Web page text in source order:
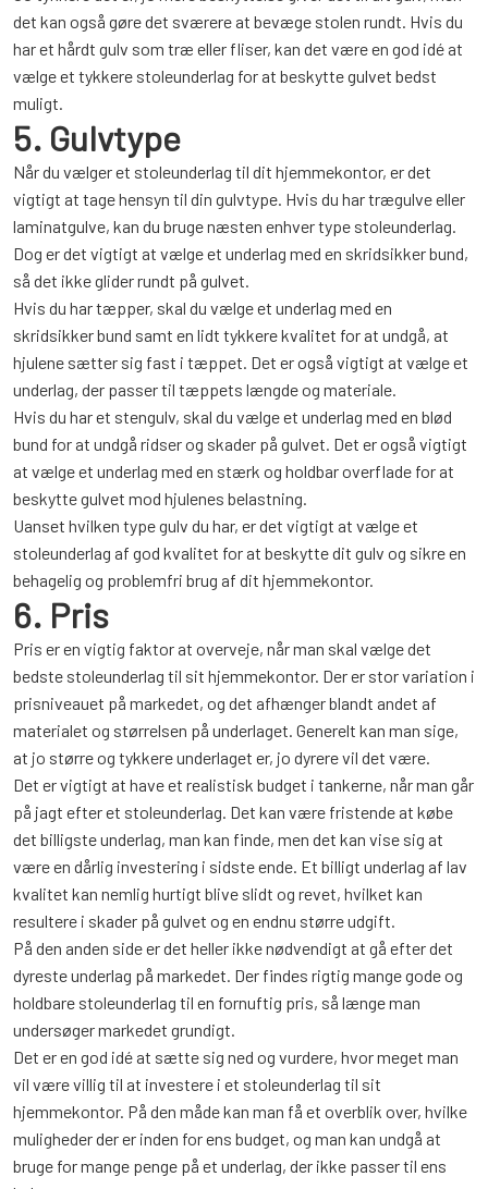
det kan også gøre det sværere at bevæge stolen rundt. Hvis du
har et hårdt gulv som træ eller fliser, kan det være en god idé at
vælge et tykkere stoleunderlag for at beskytte gulvet bedst
muligt.
5. Gulvtype
Når du vælger et stoleunderlag til dit hjemmekontor, er det
vigtigt at tage hensyn til din gulvtype. Hvis du har trægulve eller
laminatgulve, kan du bruge næsten enhver type stoleunderlag.
Dog er det vigtigt at vælge et underlag med en skridsikker bund,
så det ikke glider rundt på gulvet.
Hvis du har tæpper, skal du vælge et underlag med en
skridsikker bund samt en lidt tykkere kvalitet for at undgå, at
hjulene sætter sig fast i tæppet. Det er også vigtigt at vælge et
underlag, der passer til tæppets længde og materiale.
Hvis du har et stengulv, skal du vælge et underlag med en blød
bund for at undgå ridser og skader på gulvet. Det er også vigtigt
at vælge et underlag med en stærk og holdbar overflade for at
beskytte gulvet mod hjulenes belastning.
Uanset hvilken type gulv du har, er det vigtigt at vælge et
stoleunderlag af god kvalitet for at beskytte dit gulv og sikre en
behagelig og problemfri brug af dit hjemmekontor.
6. Pris
Pris er en vigtig faktor at overveje, når man skal vælge det
bedste stoleunderlag til sit hjemmekontor. Der er stor variation i
prisniveauet på markedet, og det afhænger blandt andet af
materialet og størrelsen på underlaget. Generelt kan man sige,
at jo større og tykkere underlaget er, jo dyrere vil det være.
Det er vigtigt at have et realistisk budget i tankerne, når man går
på jagt efter et stoleunderlag. Det kan være fristende at købe
det billigste underlag, man kan finde, men det kan vise sig at
være en dårlig investering i sidste ende. Et billigt underlag af lav
kvalitet kan nemlig hurtigt blive slidt og revet, hvilket kan
resultere i skader på gulvet og en endnu større udgift.
På den anden side er det heller ikke nødvendigt at gå efter det
dyreste underlag på markedet. Der findes rigtig mange gode og
holdbare stoleunderlag til en fornuftig pris, så længe man
undersøger markedet grundigt.
Det er en god idé at sætte sig ned og vurdere, hvor meget man
vil være villig til at investere i et stoleunderlag til sit
hjemmekontor. På den måde kan man få et overblik over, hvilke
muligheder der er inden for ens budget, og man kan undgå at
bruge for mange penge på et underlag, der ikke passer til ens